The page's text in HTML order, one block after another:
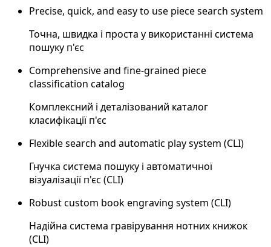
Precise, quick, and easy to use piece search system
Точна, швидка і проста у використанні система
пошуку п'єс
Comprehensive and fine-grained piece
classification catalog
Комплексний і деталізований каталог
класифікації п'єс
Flexible search and automatic play system (CLI)
Гнучка система пошуку і автоматичної
візуалізації п'єс (CLI)
Robust custom book engraving system (CLI)
Надійна система гравірування нотних книжок
(CLI)